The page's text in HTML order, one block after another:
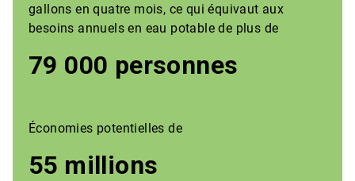
gallons en quatre mois, ce qui équivaut aux
besoins annuels en eau potable de plus de
79 000 personnes
Économies potentielles de
55 millions